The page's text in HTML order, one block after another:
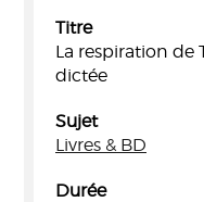
Titre
La respiration de
dictée
Sujet
Livres & BD
Durée